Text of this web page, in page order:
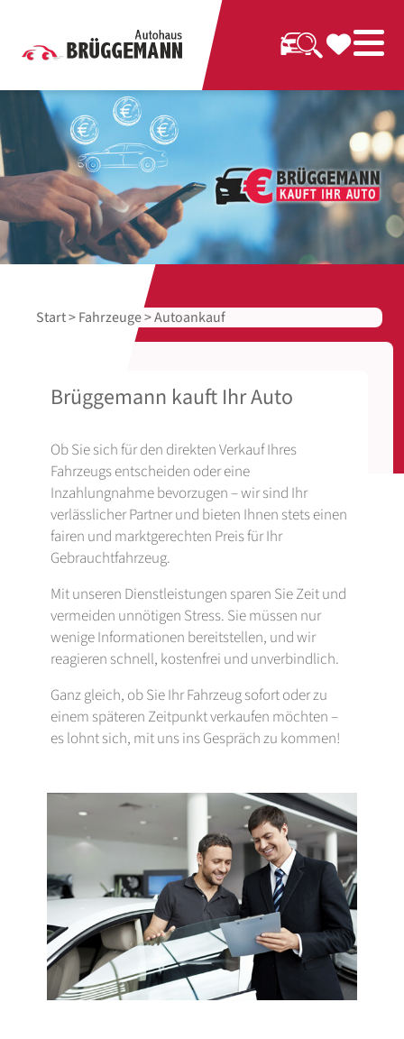
Start>Fahrzeuge> Autoankauf
Brüggemann kauft Ihr Auto
Ob Sie sich für den direkten Verkauf Ihres
Fahrzeugs entscheiden oder eine
Inzahlungnahme bevorzugen – wir sind Ihr
verlässlicher Partner und bieten Ihnen stets einen
fairen und marktgerechten Preis für Ihr
Gebrauchtfahrzeug.
Mit unseren Dienstleistungen sparen Sie Zeit und
vermeiden unnötigen Stress. Sie müssen nur
wenige Informationen bereitstellen, und wir
reagieren schnell, kostenfrei und unverbindlich.
Ganz gleich, ob Sie Ihr Fahrzeug sofort oder zu
einem späteren Zeitpunkt verkaufen möchten –
es lohnt sich, mit uns ins Gespräch zu kommen!